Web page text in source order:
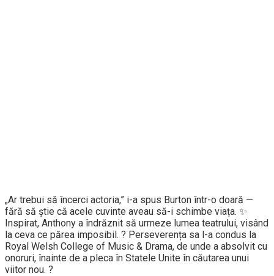
„Ar trebui să încerci actoria,” i-a spus Burton într-o doară —
fără să știe că acele cuvinte aveau să-i schimbe viața. ✨
Inspirat, Anthony a îndrăznit să urmeze lumea teatrului, visând
la ceva ce părea imposibil. ? Perseverența sa l-a condus la
Royal Welsh College of Music & Drama, de unde a absolvit cu
onoruri, înainte de a pleca în Statele Unite în căutarea unui
viitor nou. ?